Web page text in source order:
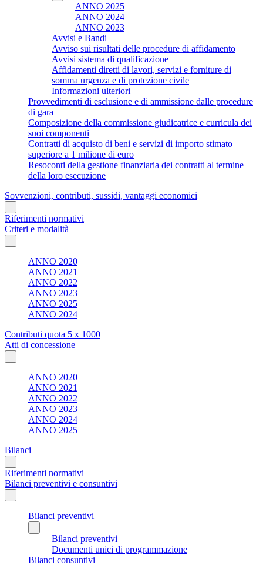
ANNO 2025
ANNO 2024
ANNO 2023
Avvisi e Bandi
Avviso sui risultati delle procedure di affidamento
Avvisi sistema di qualificazione
Affidamenti diretti di lavori, servizi e forniture di
somma urgenza e di protezione civile
Informazioni ulteriori
Provvedimenti di esclusione e di ammissione dalle procedure
di gara
Composizione della commissione giudicatrice e curricula dei
suoi componenti
Contratti di acquisto di beni e servizi di importo stimato
superiore a 1 milione di euro
Resoconti della gestione finanziaria dei contratti al termine
della loro esecuzione
Sovvenzioni, contributi, sussidi, vantaggi economici
Riferimenti normativi
Criteri e modalità
ANNO 2020
ANNO 2021
ANNO 2022
ANNO 2023
ANNO 2025
ANNO 2024
Contributi quota 5 x 1000
Atti di concessione
ANNO 2020
ANNO 2021
ANNO 2022
ANNO 2023
ANNO 2024
ANNO 2025
Bilanci
Riferimenti normativi
Bilanci preventivi e consuntivi
Bilanci preventivi
Bilanci preventivi
Documenti unici di programmazione
Bilanci consuntivi